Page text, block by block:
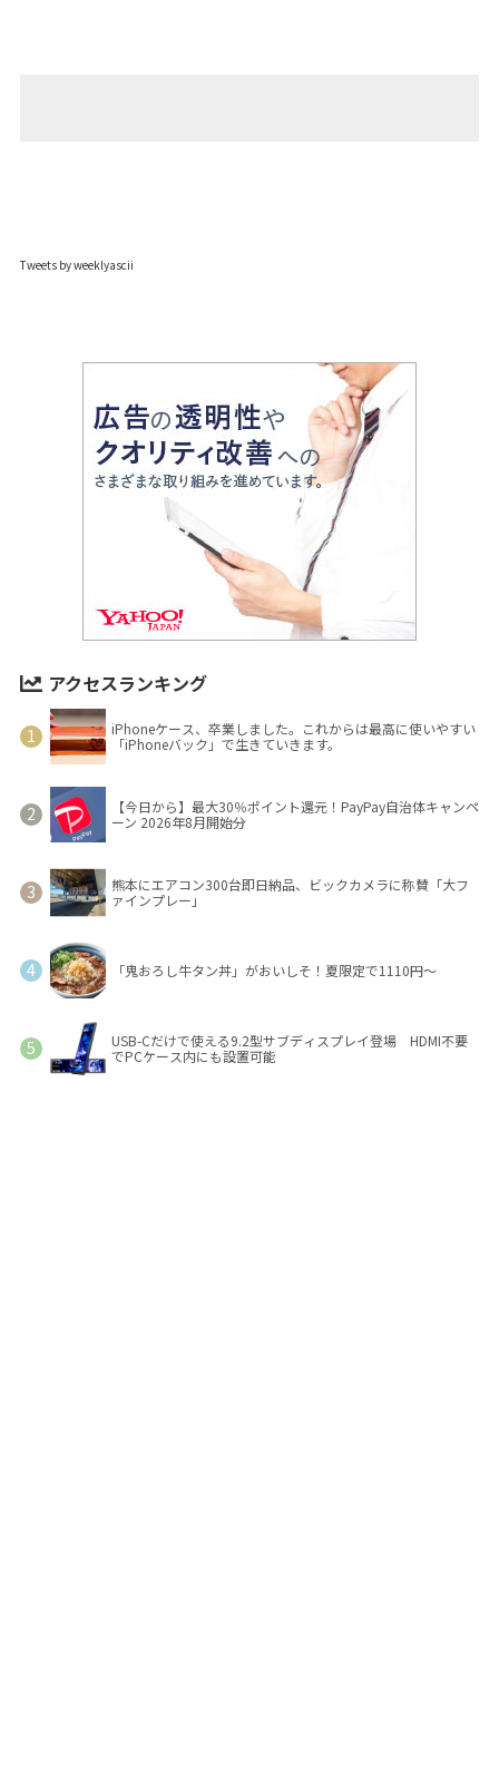
Tweets by weeklyascii
アクセスランキング
iPhoneケース、卒業しました。これからは最高に使いやすい
「iPhoneバック」で生きていきます。
【今日から】最大30％ポイント還元！PayPay自治体キャンペ
ーン 2026年8月開始分
熊本にエアコン300台即日納品、ビックカメラに称賛「大フ
ァインプレー」
「鬼おろし牛タン丼」がおいしそ！夏限定で1110円～
USB-Cだけで使える9.2型サブディスプレイ登場 HDMI不要
でPCケース内にも設置可能